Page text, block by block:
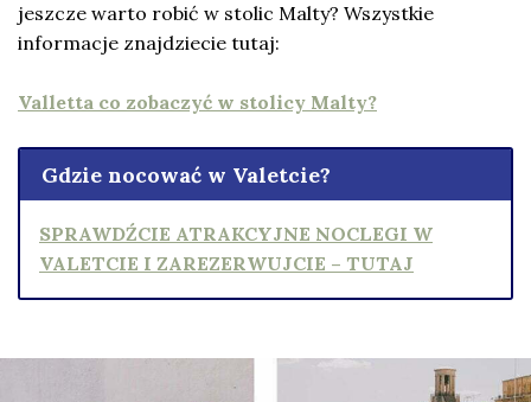
jeszcze warto robić w stolic Malty? Wszystkie
informacje znajdziecie tutaj:
Valletta co zobaczyć w stolicy Malty?
Gdzie nocować w Valetcie?
SPRAWDŹCIE ATRAKCYJNE NOCLEGI W
VALETCIE I ZAREZERWUJCIE – TUTAJ